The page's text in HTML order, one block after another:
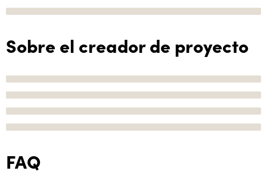
Sobre el creador de proyecto
FAQ